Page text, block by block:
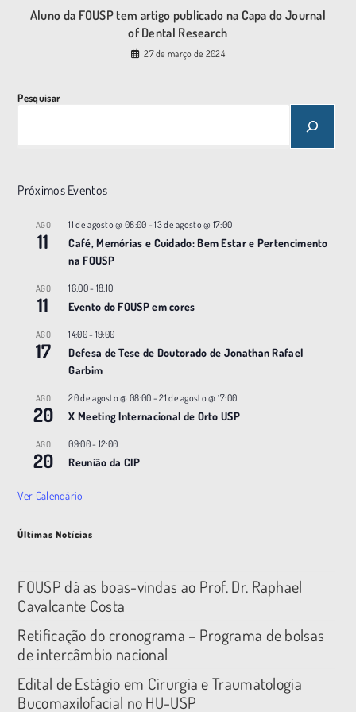
Aluno da FOUSP tem artigo publicado na Capa do Journal
of Dental Research
27 de março de 2024
Pesquisar
Próximos Eventos
AGO
11
11 de agosto @ 08:00 -13 de agosto @ 17:00
Café, Memórias e Cuidado: Bem Estar e Pertencimento
na FOUSP
AGO
11
16:00- 18:10
Evento do FOUSP em cores
AGO
17
14:00- 19:00
Defesa de Tese de Doutorado de Jonathan Rafael
Garbim
AGO
20
20 de agosto @ 08:00 -21 de agosto @ 17:00
X Meeting |nternacional de Orto USP
AGO
20
09:00- 12:00
Reunião da CIP
Ver Calendário
Últimas Notícias
FOUSP dá as boas-vindas ao Prof. Dr. Raphael
Cavalcante Costa
Retificação do cronograma – Programa de bolsas
de intercâmbio nacional
Edital de Estágio em Cirurgia e Traumatologia
Bucomaxilofacial no HU-USP